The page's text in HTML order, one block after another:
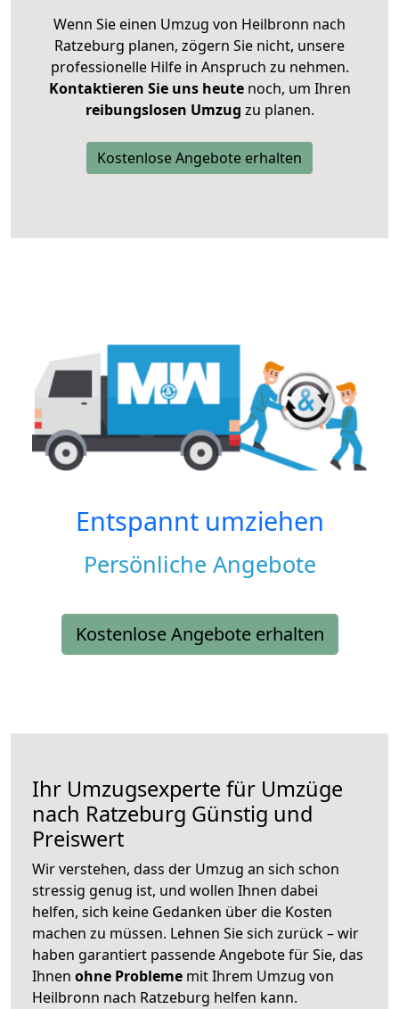
Wenn Sie einen Umzug von Heilbronn nach
Ratzeburg planen, zögern Sie nicht, unsere
professionelle Hilfe in Anspruch zu nehmen.
Kontaktieren Sie uns heutenoch, um Ihren
reibungslosen Umzug zu planen.
Kostenlose Angebote erhalten
Entspannt umziehen
Persönliche Angebote
Kostenlose Angebote erhalten
Ihr Umzugsexperte für Umzüge
nach Ratzeburg Günstig und
Preiswert
Wir verstehen, dass der Umzug an sich schon
stressig genug ist, und wollen Ihnen dabei
helfen, sich keine Gedanken über die Kosten
machen zu müssen. Lehnen Sie sich zurück – wir
haben garantiert passende Angebote für Sie, das
Ihnen ohne Probleme mit Ihrem Umzug von
Heilbronn nach Ratzeburg helfen kann.